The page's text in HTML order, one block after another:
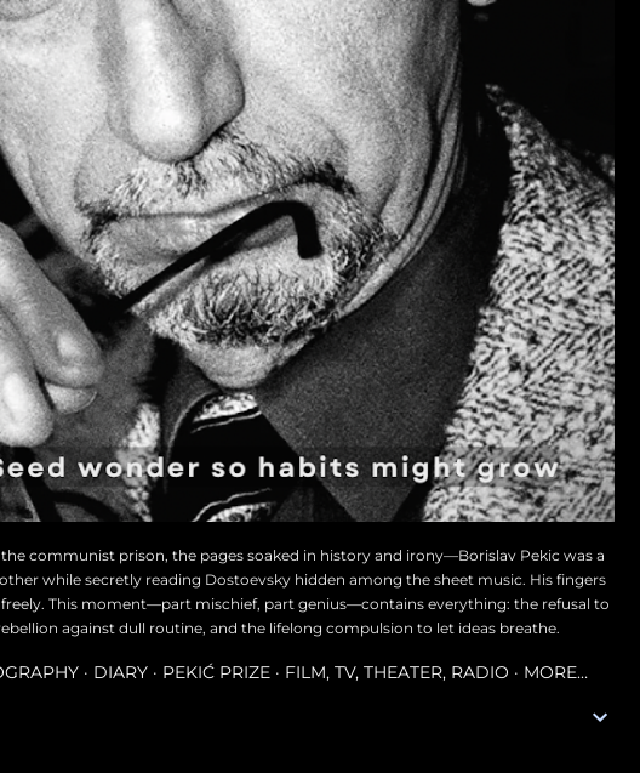
communist prison, the pages soaked in history and irony—Borislav Pekic was a
while secretly reading Dostoevsky hidden among the sheet music. His fingers
This moment—part mischief, part genius—contains everything: the refusal to
against dull routine, and the lifelong compulsion to let ideas breathe.
DIARY PEKIĆ PRIZE FILM, TV, THEATER, RADIO MORE…